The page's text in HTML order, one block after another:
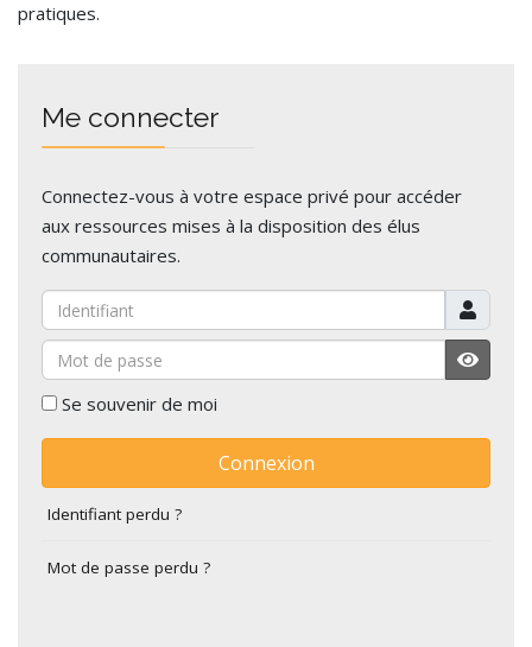
pratiques.
Me connecter
Connectez-vous à votre espace privé pour accéder
aux ressources mises à la disposition des élus
communautaires.
Identifiant
Mot de passe
Se souvenir de moi
Connexion
Identifiant perdu ?
Mot de passe perdu ?